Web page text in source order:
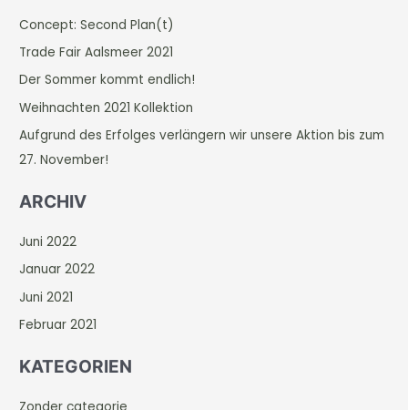
e
n
n
a
c
h
Concept: Second Plan(t)
Trade Fair Aalsmeer 2021
Der Sommer kommt endlich!
Weihnachten 2021 Kollektion
Aufgrund des Erfolges verlängern wir unsere Aktion bis zum
27. November!
ARCHIV
Juni 2022
Januar 2022
Juni 2021
Februar 2021
KATEGORIEN